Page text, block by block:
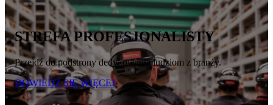
STREFA PROFESJONALISTY
Przejdź do podstrony dedykowanej ludziom z branży.
DOWIEDZ SIĘ WIĘCEJ